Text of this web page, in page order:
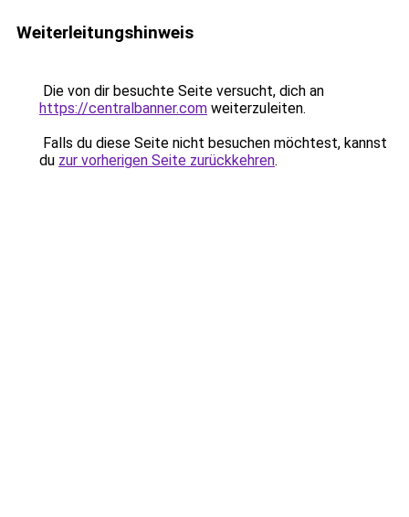
Weiterleitungshinweis
Die von dir besuchte Seite versucht, dich an
https://centralbanner.com weiterzuleiten.
Falls du diese Seite nicht besuchen möchtest, kannst
du zur vorherigen Seite zurückkehren.